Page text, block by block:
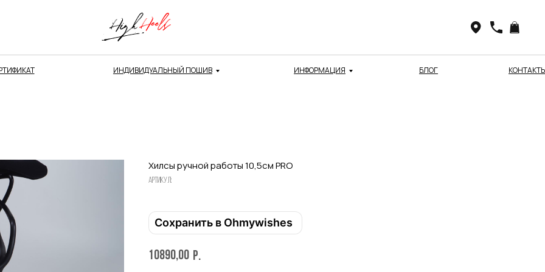
ИНДИВИДУАЛЬНЫЙ ПОШИВ ИНФОРМАЦИЯ БЛОГ
Хилсы ручной работы 10,5см PRO
Артикул:
Сохранить в Ohmywishes
10890,00 р.